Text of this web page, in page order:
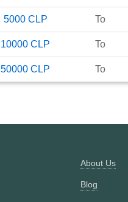
5000 CLP To
10000 CLP To
50000 CLP To
About Us
Blog